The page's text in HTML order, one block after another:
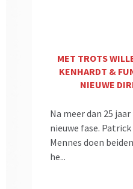
MET TROTS
KENHARDT &
NIEUWE
Na meer dan 25
nieuwe fase.
Mennes doen
he...